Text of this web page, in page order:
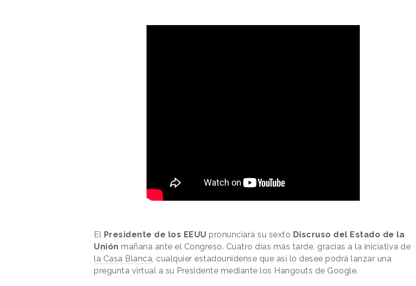
El Presidente de los EEUU pronunciará su sexto Discruso del Estado de la
Unión mañana ante el Congreso. Cuatro días más tarde, gracias a la iniciativa de
la Casa Blanca , cualquier estadounidense que así lo desee podrá lanzar una
pregunta virtual a su Presidente mediante los Hangouts de Google.